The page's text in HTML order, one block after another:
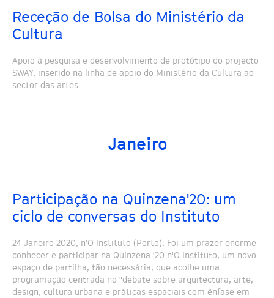
Receção de Bolsa do Ministério da
Cultura
Apoio à pesquisa e desenvolvimento de protótipo do projecto
SWAY, inserido na linha de apoio do Ministério da Cultura ao
sector das artes.
Janeiro
Participação na Quinzena'20: um
ciclo de conversas do Instituto
24 Janeiro 2020, n'O Instituto (Porto). Foi um prazer enorme
conhecer e participar na Quinzena '20 n'O Instituto, um novo
espaço de partilha, tão necessária, que acolhe uma
programação centrada no "debate sobre arquitectura, arte,
design, cultura urbana e práticas espaciais com ênfase em